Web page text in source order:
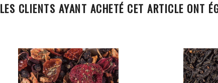
LES CLIENTS AYANT ACHETÉ CET ARTICLE ONT